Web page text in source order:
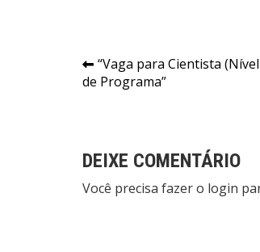
Navegação
de
“Vaga para Cientista
de Programa”
DEIXE COMENTÁRIO
Você precisa fazer o login